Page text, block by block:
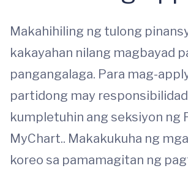
Makahihiling ng tulong
kakayahan nilang magbayad
pangangalaga. Para mag-
partidong may
kumpletuhin ang seksiyon ng
MyChart.. Makakukuha ng
koreo sa pamamagitan ng